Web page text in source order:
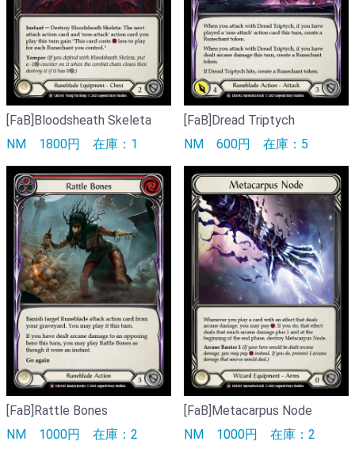
[FaB]Bloodsheath Skeleta
NM 1800円 在庫：1
[FaB]Dread Triptych
NM 600円 在庫：5
[FaB]Rattle Bones
NM 1000円 在庫：2
[FaB]Metacarpus Node
NM 1000円 在庫：2